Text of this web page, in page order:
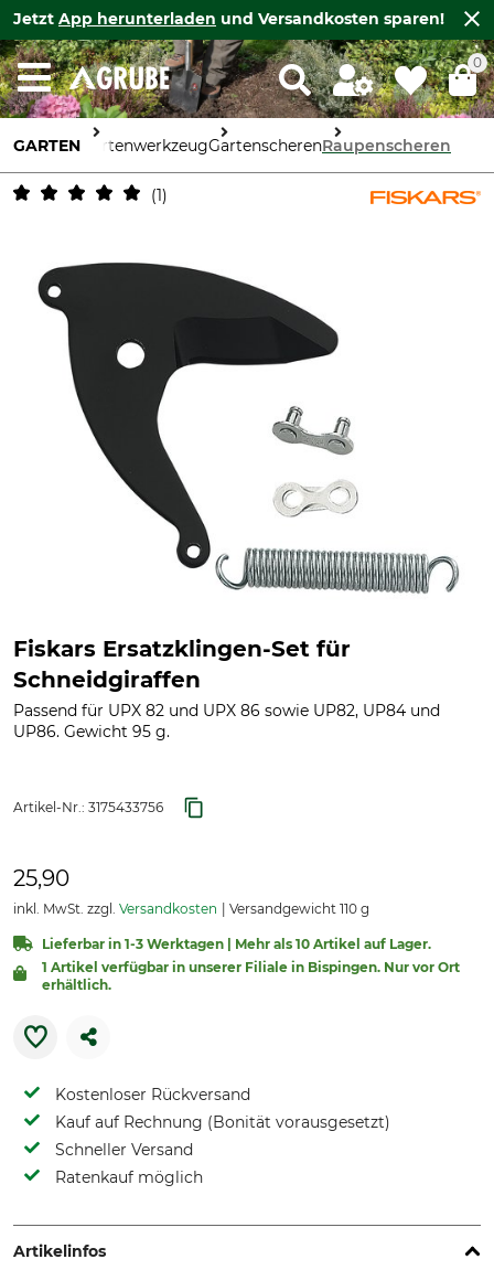
Jetzt App herunterladen und Versandkosten sparen!
0
GARTEN GartenwerkzeugGartenscherenRaupenscheren
1
Fiskars Ersatzklingen-Set für
Schneidgiraffen
Passend für UPX 82 und UPX 86 sowie UP82, UP84 und
UP86. Gewicht 95 g.
Artikel-Nr.: 3175433756
25,90
inkl. MwSt. zzgl. Versandkosten Versandgewicht 110 g
Lieferbar in 1-3 Werktagen | Mehr als 10 Artikel auf Lager.
1 Artikel verfügbar in unserer Filiale in Bispingen. Nur vor Ort
erhältlich.
Kostenloser Rückversand
Kauf auf Rechnung (Bonität vorausgesetzt)
Schneller Versand
Ratenkauf möglich
Artikelinfos